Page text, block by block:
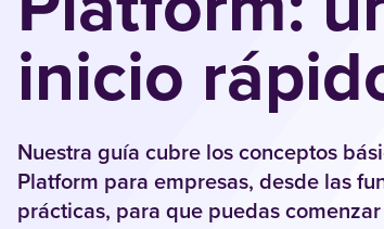
inicio
Nuestra guía cubre los conceptos
Platform para empresas, desde las
prácticas, para que puedas